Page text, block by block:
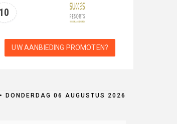
10
UW AANBIEDING PROMOTEN?
DONDERDAG 06 AUGUSTUS 2026